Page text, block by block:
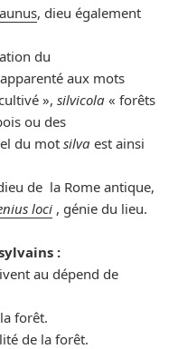
, dieu également
du
aux mots
»,silvicola « forêts
ou des
du motsilva est ainsi
de la Rome antique,
loci , génie du lieu.
:
au dépend de
forêt.
de la forêt.